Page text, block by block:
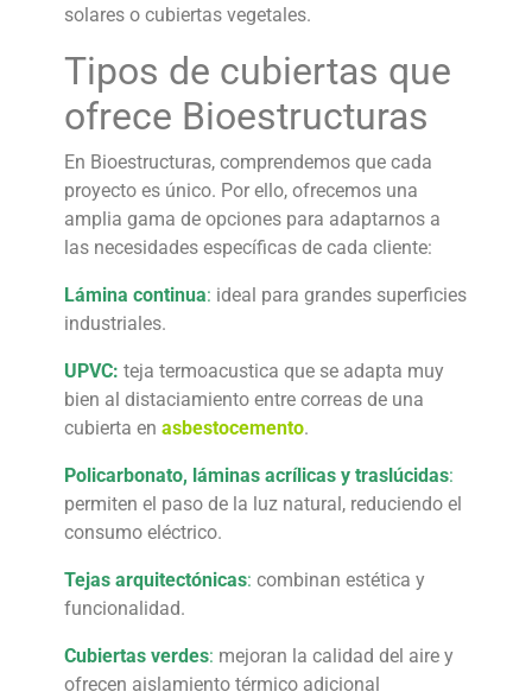
solares o cubiertas vegetales.
Tipos de cubiertas que
ofrece Bioestructuras
En Bioestructuras, comprendemos que cada
proyecto es único. Por ello, ofrecemos una
amplia gama de opciones para adaptarnos a
las necesidades específicas de cada cliente:
Lámina continua: ideal para grandes superficies
industriales.
UPVC: teja termoacustica que se adapta muy
bien al distaciamiento entre correas de una
cubierta en asbestocemento.
Policarbonato, láminas acrílicas y traslúcidas:
permiten el paso de la luz natural, reduciendo el
consumo eléctrico.
Tejas arquitectónicas: combinan estética y
funcionalidad.
Cubiertas verdes: mejoran la calidad del aire y
ofrecen aislamiento térmico adicional